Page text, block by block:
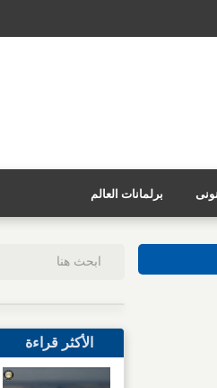
برلمانات العالم
الأكثر قراءة